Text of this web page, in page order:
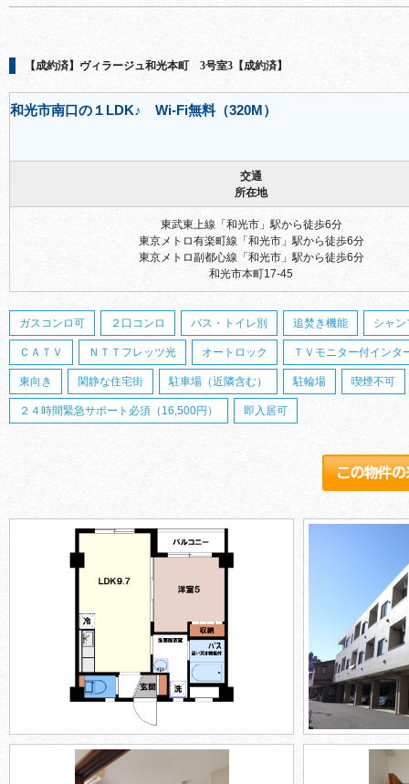
【成約済】ヴィラージュ和光本町 3号室3【成約済】
和光市南口の１LDK♪ Wi-Fi無料（320M）
交通
所在地
東武東上線「和光市」駅から徒歩6分
東京メトロ有楽町線「和光市」駅から徒歩6分
東京メトロ副都心線「和光市」駅から徒歩6分
和光市本町17-45
ガスコンロ可 ２口コンロ バス・トイレ別 追焚き機能 シャ
ＣＡＴＶ ＮＴＴフレッツ光 オートロック ＴＶモニター付インタ
東向き 閑静な住宅街 駐車場（近隣含む） 駐輪場 喫煙不可
２４時間緊急サポート必須（16,500円） 即入居可